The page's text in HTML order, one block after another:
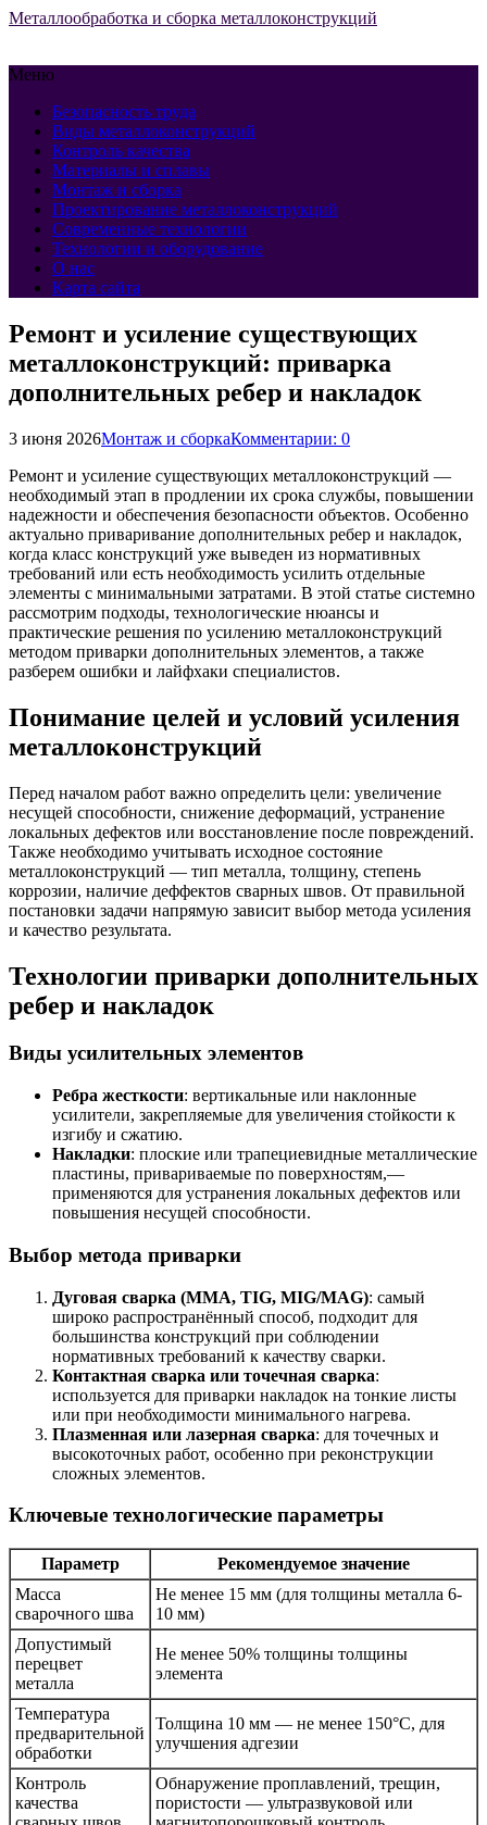
Металлообработка и сборка металлоконструкций
Меню
Безопасность труда
Виды металлоконструкций
Контроль качества
Материалы и сплавы
Монтаж и сборка
Проектирование металлоконструкций
Современные технологии
Технологии и оборудование
О нас
Карта сайта
Ремонт и усиление существующих
металлоконструкций: приварка
дополнительных ребер и накладок
3 июня 2026Монтаж и сборкаКомментарии: 0
Ремонт и усиление существующих металлоконструкций —
необходимый этап в продлении их срока службы, повышении
надежности и обеспечения безопасности объектов. Особенно
актуально приваривание дополнительных ребер и накладок,
когда класс конструкций уже выведен из нормативных
требований или есть необходимость усилить отдельные
элементы с минимальными затратами. В этой статье системно
рассмотрим подходы, технологические нюансы и
практические решения по усилению металлоконструкций
методом приварки дополнительных элементов, а также
разберем ошибки и лайфхаки специалистов.
Понимание целей и условий усиления
металлоконструкций
Перед началом работ важно определить цели: увеличение
несущей способности, снижение деформаций, устранение
локальных дефектов или восстановление после повреждений.
Также необходимо учитывать исходное состояние
металлоконструкций — тип металла, толщину, степень
коррозии, наличие деффектов сварных швов. От правильной
постановки задачи напрямую зависит выбор метода усиления
и качество результата.
Технологии приварки дополнительных
ребер и накладок
Виды усилительных элементов
Ребра жесткости: вертикальные или наклонные
усилители, закрепляемые для увеличения стойкости к
изгибу и сжатию.
Накладки: плоские или трапециевидные металлические
пластины, привариваемые по поверхностям,—
применяются для устранения локальных дефектов или
повышения несущей способности.
Выбор метода приварки
Дуговая сварка (ММА, TIG, MIG/MAG): самый
широко распространённый способ, подходит для
большинства конструкций при соблюдении
нормативных требований к качеству сварки.
Контактная сварка или точечная сварка:
используется для приварки накладок на тонкие листы
или при необходимости минимального нагрева.
Плазменная или лазерная сварка: для точечных и
высокоточных работ, особенно при реконструкции
сложных элементов.
Ключевые технологические параметры
Параметр
Рекомендуемое значение
Масса
сварочного шва
Не менее 15 мм (для толщины металла 6-
10 мм)
Допустимый
перецвет
металла
Не менее 50% толщины толщины
элемента
Температура
предварительной
обработки
Толщина 10 мм — не менее 150°C, для
улучшения адгезии
Контроль
качества
Обнаружение проплавлений, трещин,
пористости — ультразвуковой или